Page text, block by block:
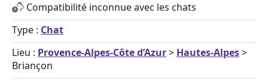
Compatibilité inconnue avec les chats
Type : Chat
Lieu : Provence-Alpes-Côte d’Azur> Hautes-Alpes>
Briançon